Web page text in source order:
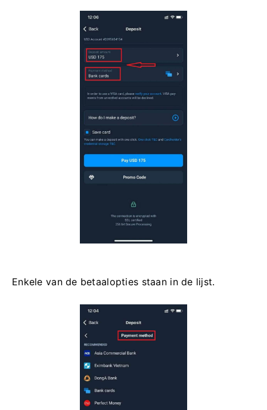
Enkele van de betaalopties staan ​​in de lijst.